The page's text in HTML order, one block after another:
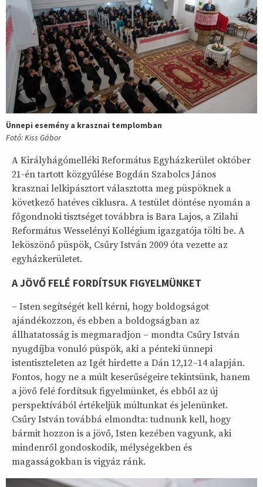
Ünnepi esemény a krasznai templomban
Fotó: Kiss Gábor
A Királyhágómelléki Református Egyházkerület október
21-én tartott közgyűlése Bogdán Szabolcs János
krasznai lelkipásztort választotta meg püspöknek a
következő hatéves ciklusra. A testület döntése nyomán a
főgondnoki tisztséget továbbra is Bara Lajos, a Zilahi
Református Wesselényi Kollégium igazgatója tölti be. A
leköszönő püspök, Csűry István 2009 óta vezette az
egyházkerületet.
A JÖVŐ FELÉ FORDÍTSUK FIGYELMÜNKET
– Isten segítségét kell kérni, hogy boldogságot
ajándékozzon, és ebben a boldogságban az
állhatatosság is megmaradjon – mondta Csűry István
nyugdíjba vonuló püspök, aki a pénteki ünnepi
istentiszteleten az Igét hirdette a Dán 12,12–14 alapján.
Fontos, hogy ne a múlt keserűségeire tekintsünk, hanem
a jövő felé fordítsuk figyelmünket, és ebből az új
perspektívából értékeljük múltunkat és jelenünket.
Csűry István továbbá elmondta: tudnunk kell, hogy
bármit hozzon is a jövő, Isten kezében vagyunk, aki
mindenről gondoskodik, mélységekben és
magasságokban is vigyáz ránk.